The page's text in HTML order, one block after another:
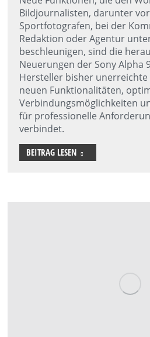
Bildjournalisten, darunter
Sportfotografen, bei der
Redaktion oder Agentur
beschleunigen, sind die
Neuerungen der Sony Alpha
Hersteller bisher
neuen Funktionalitäten,
Verbindungsmöglichkeiten
für professionelle
verbindet.
BEITRAG LESEN